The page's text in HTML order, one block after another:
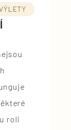
roli